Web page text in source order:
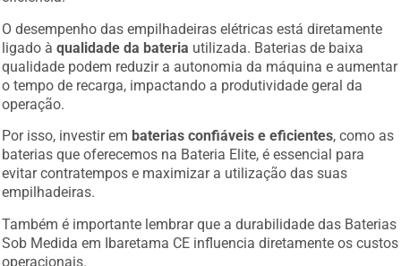
O desempenho das empilhadeiras elétricas está diretamente
ligado à qualidade da bateria utilizada. Baterias de baixa
qualidade podem reduzir a autonomia da máquina e aumentar
o tempo de recarga, impactando a produtividade geral da
operação.
Por isso, investir em baterias confiáveis e eficientes , como as
baterias que oferecemos na Bateria Elite, é essencial para
evitar contratempos e maximizar a utilização das suas
empilhadeiras.
Também é importante lembrar que a durabilidade das Baterias
Sob Medida em Ibaretama CE influencia diretamente os custos
operacionais.